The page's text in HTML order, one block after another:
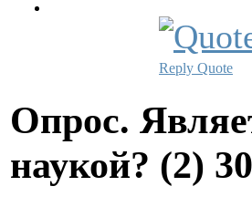
Reply Quote
Опрос.
наукой? (2)